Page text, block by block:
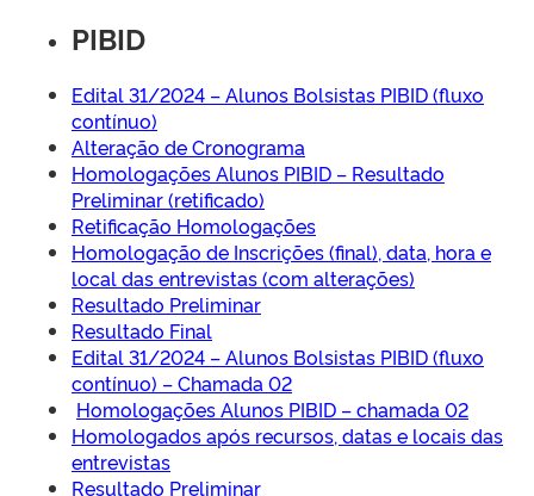
PIBID
Edital 31/2024 – Alunos Bolsistas PIBID (fluxo
contínuo)
Alteração de Cronograma
Homologações Alunos PIBID – Resultado
Preliminar (retificado)
Retificação Homologações
Homologação de Inscrições (final), data, hora e
local das entrevistas (com alterações)
Resultado Preliminar
Resultado Final
Edital 31/2024 – Alunos Bolsistas PIBID (fluxo
contínuo) – Chamada 02
Homologações Alunos PIBID – chamada 02
Homologados após recursos, datas e locais das
entrevistas
Resultado Preliminar